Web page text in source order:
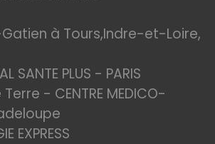
à Tours,Indre-et-Loire,
SANTE PLUS - PARIS
- CENTRE MEDICO-
EXPRESS